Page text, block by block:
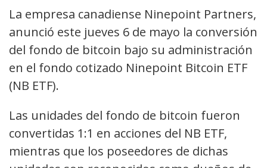
La empresa canadiense Ninepoint Partners,
anunció este jueves 6 de mayo la conversión
del fondo de bitcoin bajo su administración
en el fondo cotizado Ninepoint Bitcoin ETF
(NB ETF).
Las unidades del fondo de bitcoin fueron
convertidas 1:1 en acciones del NB ETF,
mientras que los poseedores de dichas